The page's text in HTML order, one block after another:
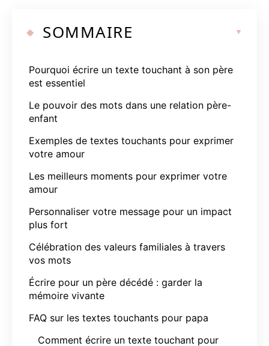
SOMMAIRE
Pourquoi écrire un texte touchant à son père
est essentiel
Le pouvoir des mots dans une relation père-
enfant
Exemples de textes touchants pour exprimer
votre amour
Les meilleurs moments pour exprimer votre
amour
Personnaliser votre message pour un impact
plus fort
Célébration des valeurs familiales à travers
vos mots
Écrire pour un père décédé : garder la
mémoire vivante
FAQ sur les textes touchants pour papa
Comment écrire un texte touchant pour